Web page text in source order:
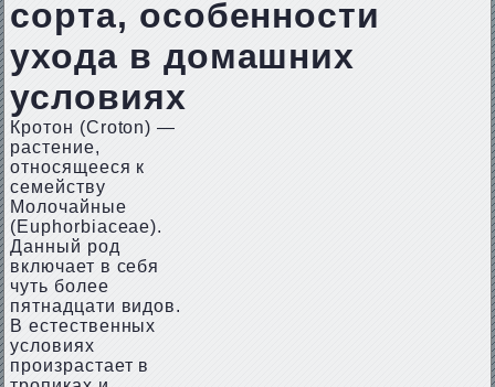
сорта, особенности
ухода в домашних
условиях
Кротон (Сrоtоn) —
растение,
относящееся к
семейству
Молочайные
(Еuрhоrbiасеае).
Данный род
включает в себя
чуть более
пятнадцати видов.
В естественных
условиях
произрастает в